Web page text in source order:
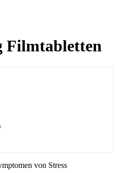
Filmtabletten
von Stress